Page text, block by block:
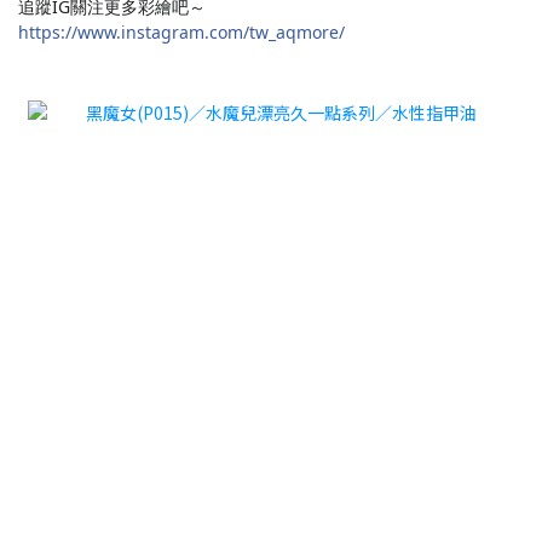
追蹤IG關注更多彩繪吧～
https://www.instagram.com/tw_aqmore/